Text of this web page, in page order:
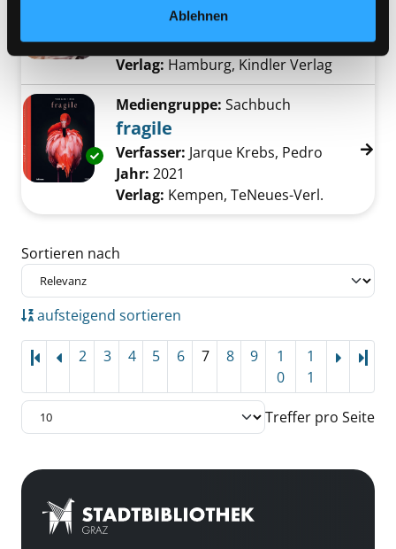
Ablehnen
Verfasser:Lüpkes, Sandra
Jahr:2023
Verlag: Hamburg, Kindler Verlag
Exemplar-Details von fragile anzeigen
Mediengruppe: Sachbuch
fragile
Verfasser: Jarque Krebs, Pedro Suche
Jahr: 2021
Verlag: Kempen, TeNeues-Verl.
Zu den Suchfiltern springen
Sortieren nach
aufsteigend sortieren
2 3 4 5 6 7 8 9
1
0
1
1
Treffer pro Seite